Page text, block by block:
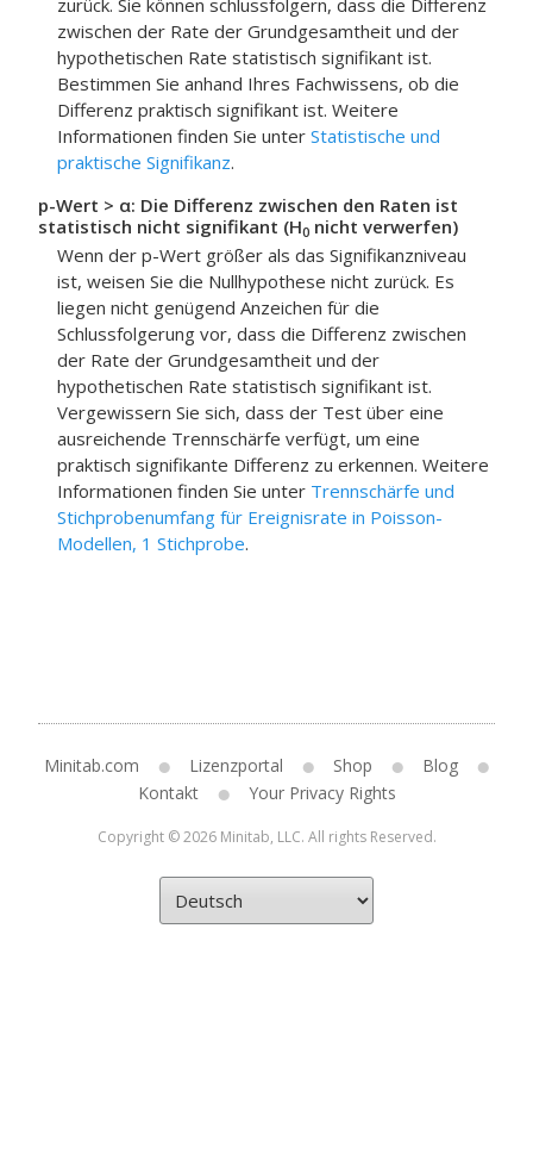
zurück. Sie können schlussfolgern, dass die Differenz
zwischen der Rate der Grundgesamtheit und der
hypothetischen Rate statistisch signifikant ist.
Bestimmen Sie anhand Ihres Fachwissens, ob die
Differenz praktisch signifikant ist. Weitere
Informationen finden Sie unter Statistische und
praktische Signifikanz.
p-Wert > α: Die Differenz zwischen den Raten ist
statistisch nicht signifikant (H0 nicht verwerfen)
Wenn der p-Wert größer als das Signifikanzniveau
ist, weisen Sie die Nullhypothese nicht zurück. Es
liegen nicht genügend Anzeichen für die
Schlussfolgerung vor, dass die Differenz zwischen
der Rate der Grundgesamtheit und der
hypothetischen Rate statistisch signifikant ist.
Vergewissern Sie sich, dass der Test über eine
ausreichende Trennschärfe verfügt, um eine
praktisch signifikante Differenz zu erkennen. Weitere
Informationen finden Sie unter Trennschärfe und
Stichprobenumfang für Ereignisrate in Poisson-
Modellen, 1 Stichprobe.
Minitab.com Lizenzportal Shop
Blog
Kontakt
Your Privacy Rights
Copyright © 2026 Minitab, LLC. All rights Reserved.